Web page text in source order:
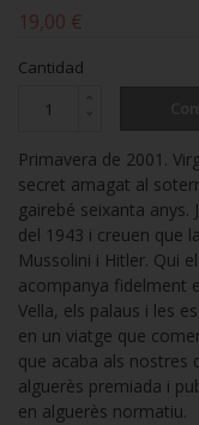
19,00 €
Cantidad
Primavera de 2001.
secret amagat al
gairebé seixanta
del 1943 i creuen que
Mussolini i Hitler. Qui
acompanya fidelment
Vella, els palaus i les
en un viatge que
que acaba als nostres
alguerès premiada i
en alguerès normatiu.